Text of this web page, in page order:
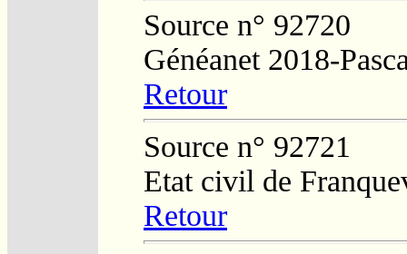
Source n° 92720
Généanet 2018-
Retour
Source n° 92721
Etat civil de
Retour